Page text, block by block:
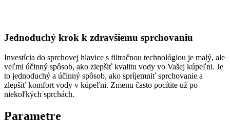
Jednoduchý krok k zdravšiemu sprchovaniu
Investícia do sprchovej hlavice s filtračnou technológiou je malý, ale
veľmi účinný spôsob, ako zlepšiť kvalitu vody vo Vašej kúpeľni. Je
to jednoduchý a účinný spôsob, ako spríjemniť sprchovanie a
zlepšiť komfort vody v kúpeľni. Zmenu často pocítite už po
niekoľkých sprchách.
Parametre